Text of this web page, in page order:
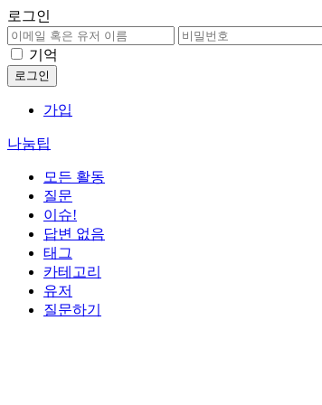
로그인
기억
가입
나눔팁
모든 활동
질문
이슈!
답변 없음
태그
카테고리
유저
질문하기